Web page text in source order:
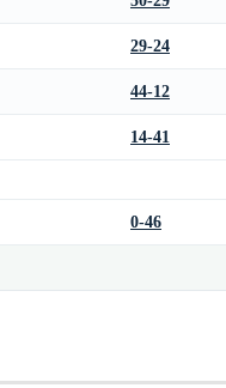
29-24
44-12
14-41
0-46